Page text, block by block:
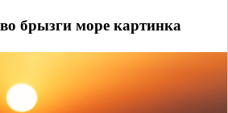
брызги море картинка